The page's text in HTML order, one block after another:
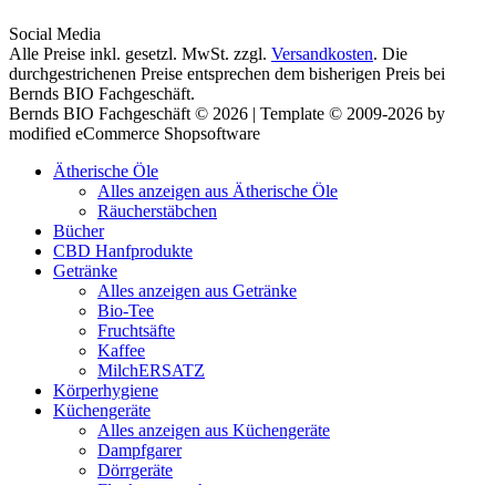
Social Media
Alle Preise inkl. gesetzl. MwSt. zzgl. Versandkosten. Die
durchgestrichenen Preise entsprechen dem bisherigen Preis bei
Bernds BIO Fachgeschäft.
Bernds BIO Fachgeschäft © 2026 | Template © 2009-2026 by
modified eCommerce Shopsoftware
Ätherische Öle
Alles anzeigen aus Ätherische Öle
Räucherstäbchen
Bücher
CBD Hanfprodukte
Getränke
Alles anzeigen aus Getränke
Bio-Tee
Fruchtsäfte
Kaffee
MilchERSATZ
Körperhygiene
Küchengeräte
Alles anzeigen aus Küchengeräte
Dampfgarer
Dörrgeräte